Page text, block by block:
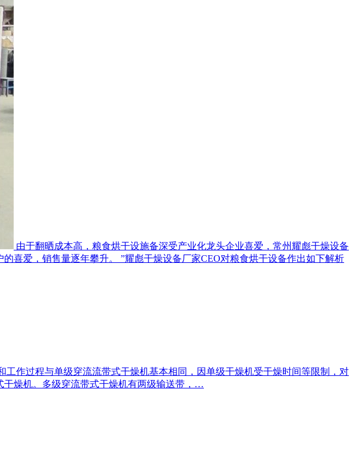
由于翻晒成本高，粮食烘干设施备深受产业化龙头企业喜爱，常州耀彪干燥设备
喜爱，销售量逐年攀升。 ”耀彪干燥设备厂家CEO对粮食烘干设备作出如下解析
作过程与单级穿流流带式干燥机基本相同，因单级干燥机受干燥时间等限制，对
干燥机。多级穿流带式干燥机有两级输送带，…